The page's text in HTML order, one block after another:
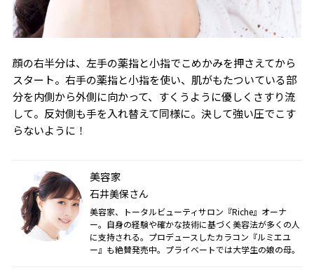
顔の右半分は、左手の薬指と小指でこめかみを押さえてから
スタート。右手の薬指と小指を使い、肌がもたついている部
分を内側から外側に向かって、すくうように優しくさすり流
して。反対側も手を入れ替えて同様に。決して強い圧でこす
らないように！
美容家
石井美保さん
美容家、トータルビューティサロン『Riche』オーナ
ー。自身の経験や確かな技術に基づく美容法が多くの人
に支持される。プロデュースしたカラコン『ルミエユ
ー』も絶賛発売中。プライベートでは大学生の娘の母。